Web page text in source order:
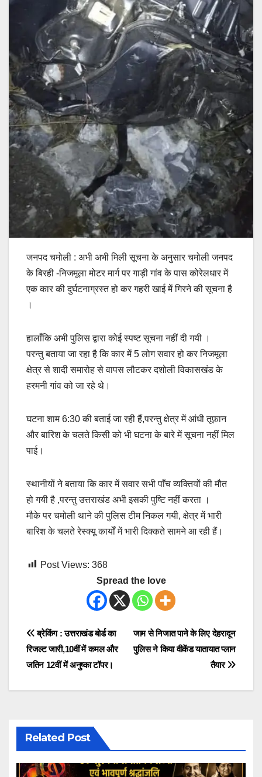
जनपद चमोली : अभी अभी मिली सूचना के अनुसार चमोली जनपद
के बिरही -निजमूला मोटर मार्ग पर गाड़ी गांव के पास कोरेलधार में
एक कार की दुर्घटनाग्रस्त हो कर गहरी खाई में गिरने की सूचना है
।
हालाँकि अभी पुलिस द्वारा कोई स्पष्ट सूचना नहीं दी गयी ।
परन्तु बताया जा रहा है कि कार में 5 लोग सवार हो कर निजमूला
क्षेत्र से शादी समारोह से वापस लौटकर दशोली विकासखंड के
हरमनी गांव को जा रहे थे।
घटना शाम 6:30 की बताई जा रही हैं,परन्तु क्षेत्र में आंधी तूफ़ान
और बारिश के चलते किसी को भी घटना के बारे में सूचना नहीं मिल
पाई।
स्थानीयों ने बताया कि कार में सवार सभी पाँच व्यक्तियों की मौत
हो गयी है ,परन्तु उत्तराखंड अभी इसकी पुष्टि नहीं करता ।
मौके पर चमोली थाने की पुलिस टीम निकल गयी, क्षेत्र में भारी
बारिश के चलते रेस्क्यू कार्यों में भारी दिक्कते सामने आ रही हैं।
Post Views: 368
Spread the love
Post
navigation
जाम से निजात पाने के लिए देहरादून
पुलिस ने किया वीकेंड यातायात प्लान
तैयार
ब्रेकिंग : उत्तराखंड बोर्ड का
रिजल्ट जारी,10वीं में कमल और
जतिन 12वीं में अनुष्का टॉपर।
Related Post